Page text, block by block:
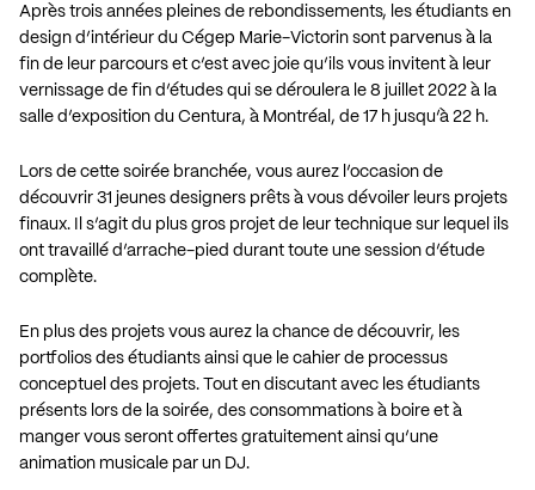
Après trois années pleines de rebondissements, les étudiants en
design d’intérieur du Cégep Marie-Victorin sont parvenus à la
fin de leur parcours et c’est avec joie qu’ils vous invitent à leur
vernissage de fin d’études qui se déroulera le 8 juillet 2022 à la
salle d’exposition du Centura, à Montréal, de 17 h jusqu’à 22 h.
Lors de cette soirée branchée, vous aurez l’occasion de
découvrir 31 jeunes designers prêts à vous dévoiler leurs projets
finaux. Il s’agit du plus gros projet de leur technique sur lequel ils
ont travaillé d’arrache-pied durant toute une session d’étude
complète.
En plus des projets vous aurez la chance de découvrir, les
portfolios des étudiants ainsi que le cahier de processus
conceptuel des projets. Tout en discutant avec les étudiants
présents lors de la soirée, des consommations à boire et à
manger vous seront offertes gratuitement ainsi qu’une
animation musicale par un DJ.